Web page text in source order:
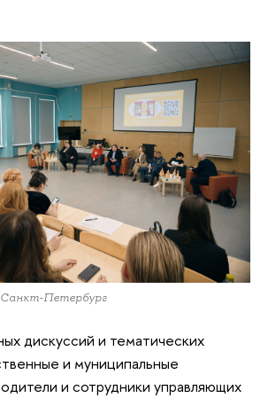
Петербург
дискуссий и тематических
и муниципальные
и сотрудники управляющих